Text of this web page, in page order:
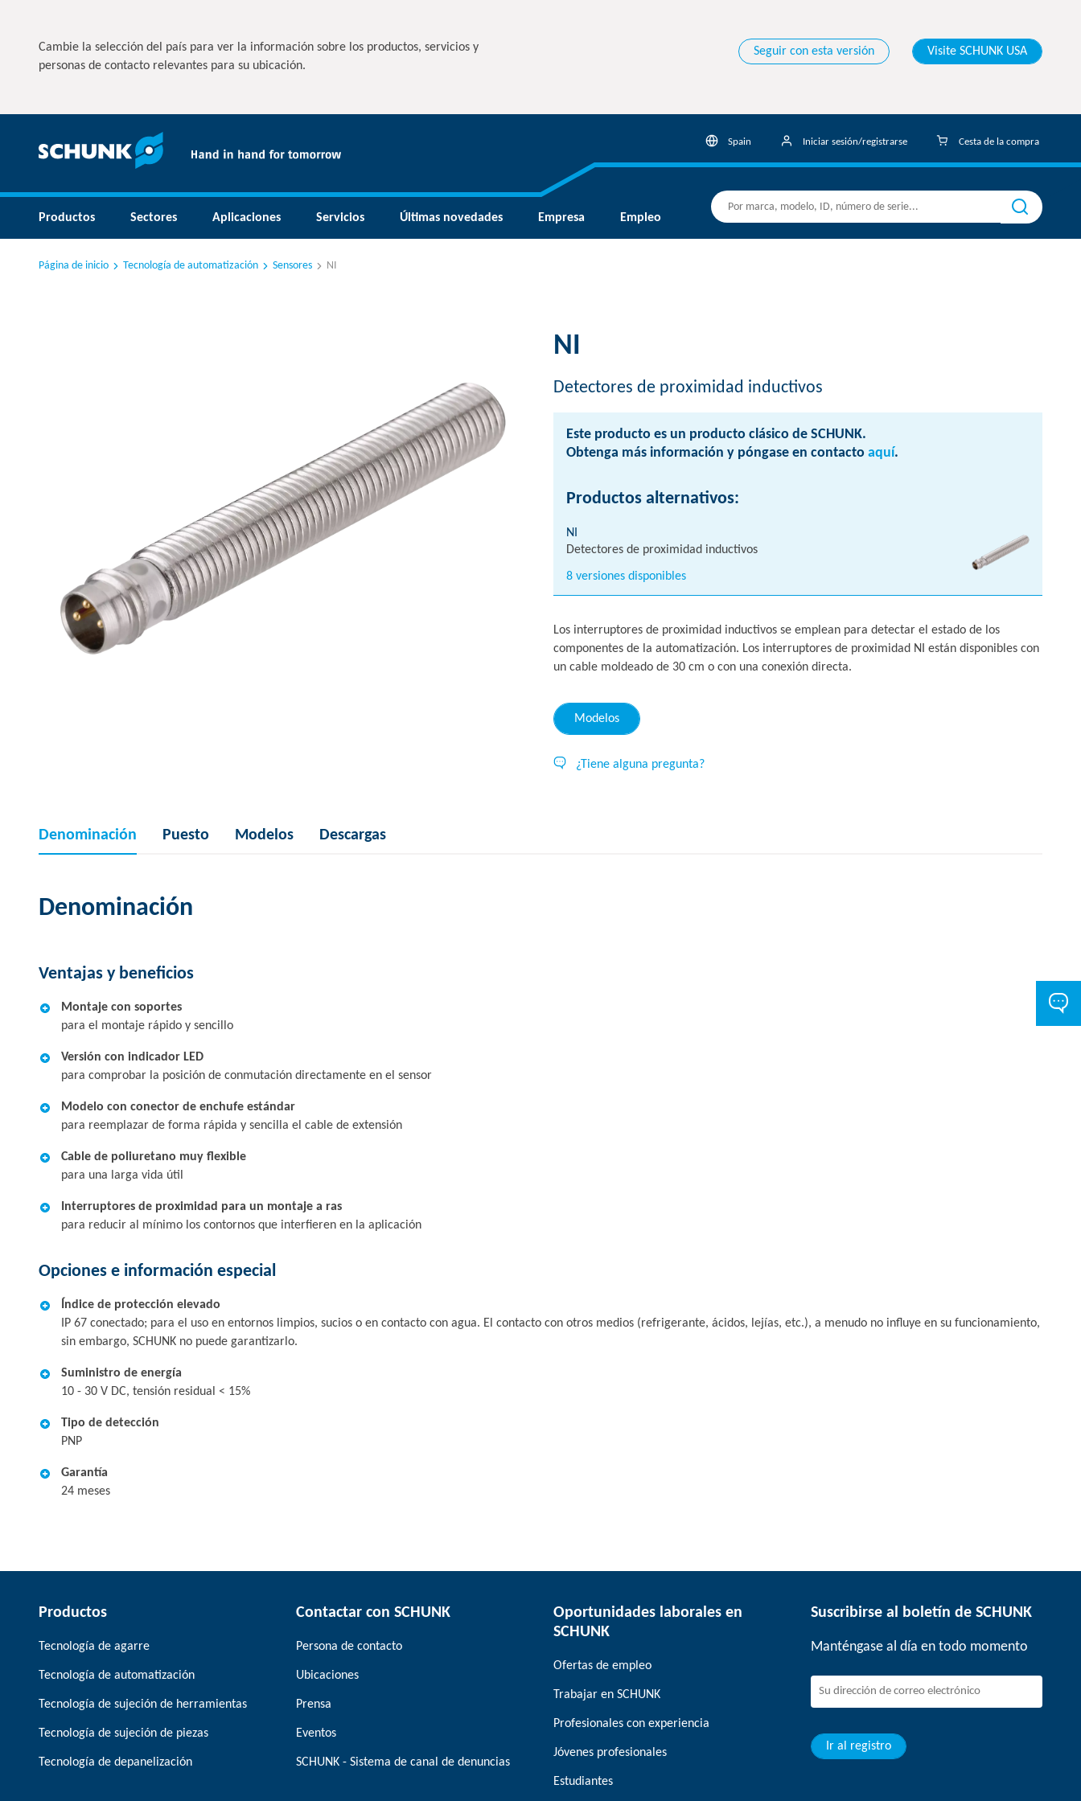
Cambie la selección del país para ver la información sobre los productos, servicios y
personas de contacto relevantes para su ubicación.
Seguir con esta versión Visite SCHUNK USA
Spain Iniciar sesión/registrarse Cesta de la compra
Productos Sectores Aplicaciones Servicios Últimas novedades Empresa Empleo
Página de inicio Tecnología de automatización Sensores NI
NI
Detectores de proximidad inductivos
Este producto es un producto clásico de SCHUNK.
Obtenga más información y póngase en contacto aquí.
Productos alternativos:
NI
Detectores de proximidad inductivos
8 versiones disponibles
Los interruptores de proximidad inductivos se emplean para detectar el estado de los
componentes de la automatización. Los interruptores de proximidad NI están disponibles con
un cable moldeado de 30 cm o con una conexión directa.
Modelos
¿Tiene alguna pregunta?
Denominación Puesto Modelos Descargas
Denominación
Ventajas y beneficios
Montaje con soportes
para el montaje rápido y sencillo
Versión con indicador LED
para comprobar la posición de conmutación directamente en el sensor
Modelo con conector de enchufe estándar
para reemplazar de forma rápida y sencilla el cable de extensión
Cable de poliuretano muy flexible
para una larga vida útil
Interruptores de proximidad para un montaje a ras
para reducir al mínimo los contornos que interfieren en la aplicación
Opciones e información especial
Índice de protección elevado
IP 67 conectado; para el uso en entornos limpios, sucios o en contacto con agua. El contacto con otros medios (refrigerante, ácidos, lejías, etc.), a menudo no influye en su funcionamiento,
sin embargo, SCHUNK no puede garantizarlo.
Suministro de energía
10 - 30 V DC, tensión residual < 15%
Tipo de detección
PNP
Garantía
24 meses
Productos
Tecnología de agarre
Tecnología de automatización
Tecnología de sujeción de herramientas
Tecnología de sujeción de piezas
Tecnología de depanelización
Contactar con SCHUNK
Persona de contacto
Ubicaciones
Prensa
Eventos
SCHUNK - Sistema de canal de denuncias
Oportunidades laborales en
SCHUNK
Ofertas de empleo
Trabajar en SCHUNK
Profesionales con experiencia
Jóvenes profesionales
Estudiantes
Suscribirse al boletín de SCHUNK
Manténgase al día en todo momento
Ir al registro